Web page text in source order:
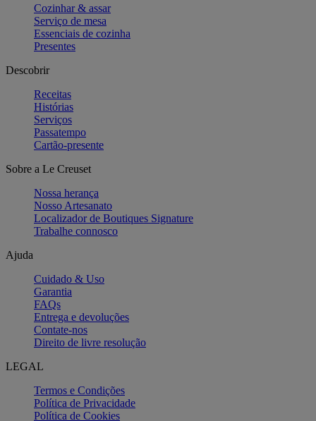
Cozinhar & assar
Serviço de mesa
Essenciais de cozinha
Presentes
Descobrir
Receitas
Histórias
Serviços
Passatempo
Cartão-presente
Sobre a Le Creuset
Nossa herança
Nosso Artesanato
Localizador de Boutiques Signature
Trabalhe connosco
Ajuda
Cuidado & Uso
Garantia
FAQs
Entrega e devoluções
Contate-nos
Direito de livre resolução
LEGAL
Termos e Condições
Política de Privacidade
Política de Cookies